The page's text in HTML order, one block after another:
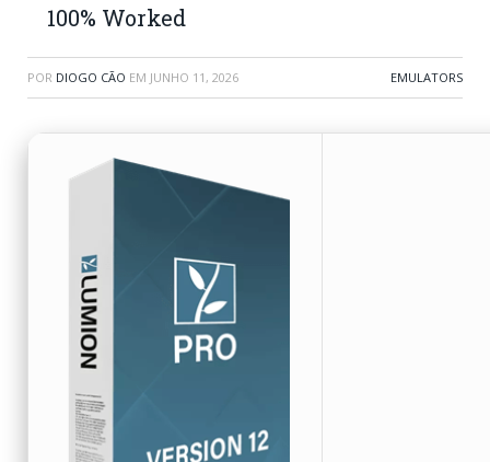
100% Worked
POR DIOGO CÃO EM JUNHO 11, 2026 EMULATORS